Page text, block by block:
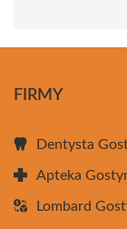
FIRMY
Dentysta
Apteka
Lombard